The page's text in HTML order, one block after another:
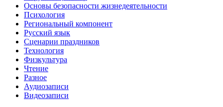
Основы безопасности жизнедеятельности
Психология
Региональный компонент
Русский язык
Сценарии праздников
Технология
Физкультура
Чтение
Разное
Аудиозаписи
Видеозаписи